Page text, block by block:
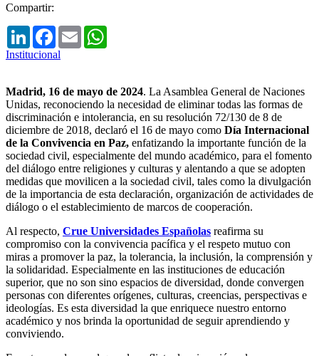
Compartir:
LinkedInFacebook
Email
Institucional
Madrid, 16 de mayo de 2024. La Asamblea General de Naciones
Unidas, reconociendo la necesidad de eliminar todas las formas de
discriminación e intolerancia, en su resolución 72/130 de 8 de
diciembre de 2018, declaró el 16 de mayo como Día Internacional
de la Convivencia en Paz, enfatizando la importante función de la
sociedad civil, especialmente del mundo académico, para el fomento
del diálogo entre religiones y culturas y alentando a que se adopten
medidas que movilicen a la sociedad civil, tales como la divulgación
de la importancia de esta declaración, organización de actividades de
diálogo o el establecimiento de marcos de cooperación.
Al respecto, Crue Universidades Españolas reafirma su
compromiso con la convivencia pacífica y el respeto mutuo con
miras a promover la paz, la tolerancia, la inclusión, la comprensión y
la solidaridad. Especialmente en las instituciones de educación
superior, que no son sino espacios de diversidad, donde convergen
personas con diferentes orígenes, culturas, creencias, perspectivas e
ideologías. Es esta diversidad la que enriquece nuestro entorno
académico y nos brinda la oportunidad de seguir aprendiendo y
conviviendo.